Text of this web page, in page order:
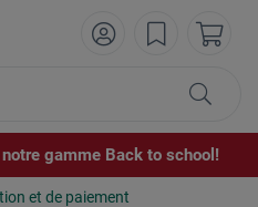
gamme Back to school!
et de paiement